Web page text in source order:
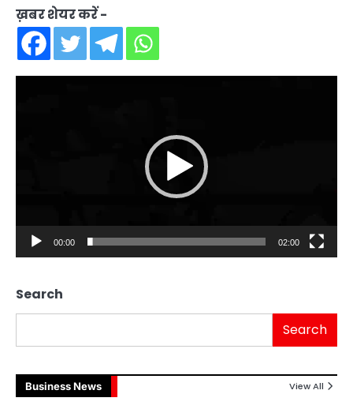
ख़बर शेयर करें -
00:00 02:00
Search
Search
Business News View All